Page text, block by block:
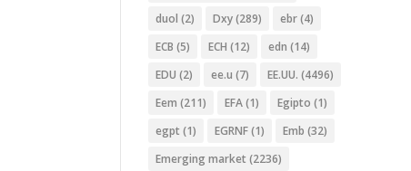
duol (2) Dxy(289) ebr(4)
ECB (5) ECH (12) edn (14)
EDU (2) ee.u (7) EE.UU. (4496)
Eem (211) EFA(1) Egipto (1)
egpt (1) EGRNF(1) Emb (32)
Emerging market (2236)